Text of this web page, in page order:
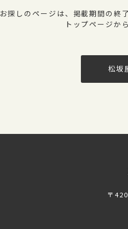
お探しのページは、掲載期間の終
トップページか
松坂
〒